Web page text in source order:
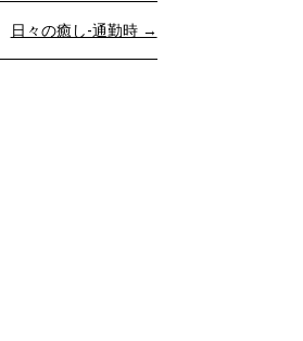
日々の癒し-通勤時 →